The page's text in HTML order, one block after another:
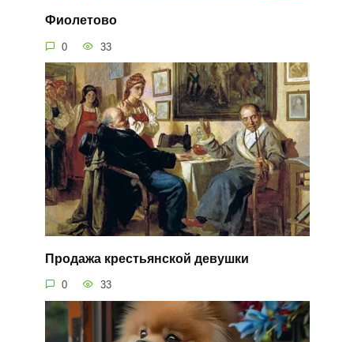
Фиолетово
0 33
Продажа крестьянской девушки
0 33